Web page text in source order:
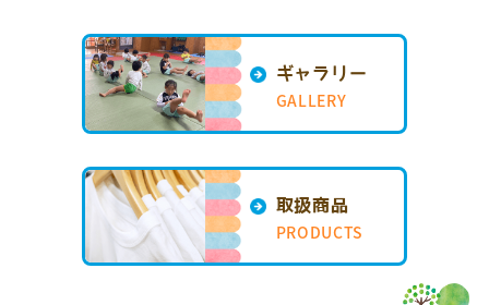
ギャラリー
GALLERY
取扱商品
PRODUCTS